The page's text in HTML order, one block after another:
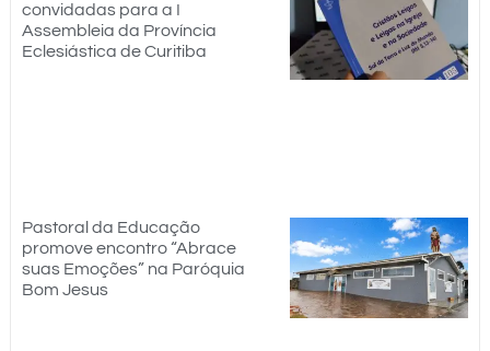
convidadas para a I
Assembleia da Província
Eclesiástica de Curitiba
Pastoral da Educação
promove encontro “Abrace
suas Emoções” na Paróquia
Bom Jesus